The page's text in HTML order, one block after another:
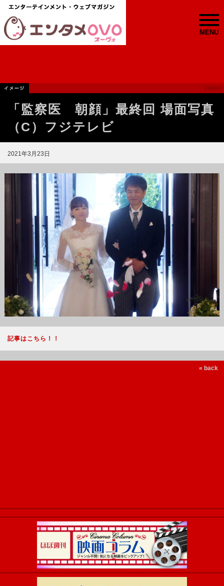
MENU
「監察医 朝顔」最終回 場面写真
（C）フジテレビ
2021年3月23日
記事はこちら！！
« back